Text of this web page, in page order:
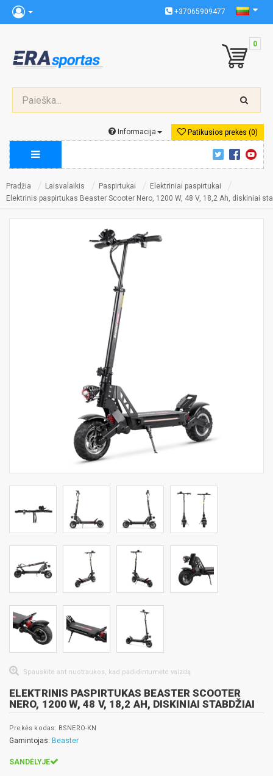
+37065909477
0
Patikusios prekės (0)
Informacija
Pradžia Laisvalaikis Paspirtukai
Elektriniai paspirtukai
Elektrinis paspirtukas Beaster Scooter Nero, 1200 W, 48 V, 18,2 Ah, diskiniai
Spauskite ant nuotraukos, kad padidintumėte vaizdą
ELEKTRINIS PASPIRTUKAS BEASTER SCOOTER
NERO, 1200 W, 48 V, 18,2 AH, DISKINIAI STABDŽIAI
Prekės kodas: BSNERO-KN
Gamintojas: Beaster
SANDĖLYJE